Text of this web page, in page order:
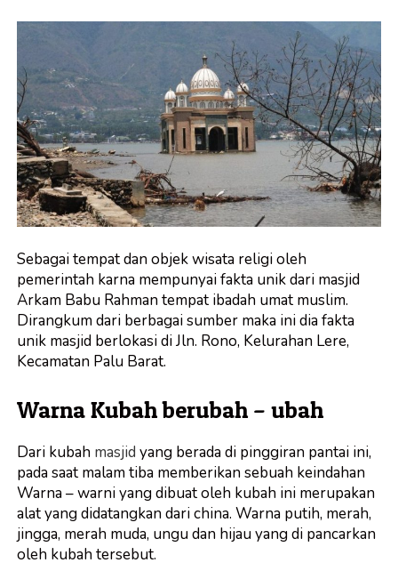
Sebagai tempat dan objek wisata religi oleh
pemerintah karna mempunyai fakta unik dari masjid
Arkam Babu Rahman tempat ibadah umat muslim.
Dirangkum dari berbagai sumber maka ini dia fakta
unik masjid berlokasi di Jln. Rono, Kelurahan Lere,
Kecamatan Palu Barat.
Warna Kubah berubah – ubah
Dari kubah masjid yang berada di pinggiran pantai ini,
pada saat malam tiba memberikan sebuah keindahan
Warna – warni yang dibuat oleh kubah ini merupakan
alat yang didatangkan dari china. Warna putih, merah,
jingga, merah muda, ungu dan hijau yang di pancarkan
oleh kubah tersebut.